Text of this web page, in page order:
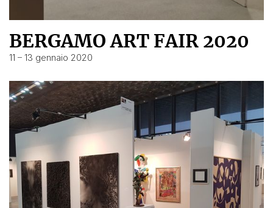
BERGAMO ART FAIR 2020
11 – 13 gennaio 2020